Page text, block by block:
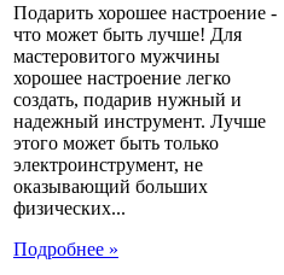
Подарить хорошее настроение -
что может быть лучше! Для
мастеровитого мужчины
хорошее настроение легко
создать, подарив нужный и
надежный инструмент. Лучше
этого может быть только
электроинструмент, не
оказывающий больших
физических...
Подробнее »